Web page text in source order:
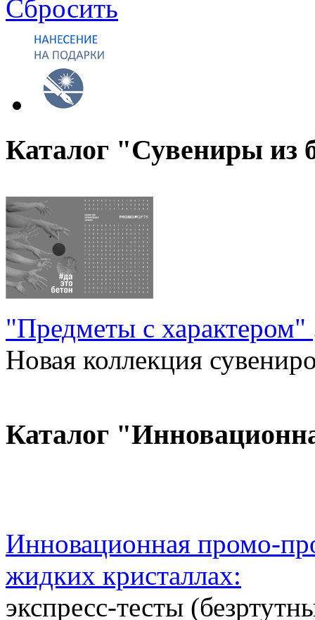
Сбросить
Каталог "Сувениры из
"Предметы с характером"
Новая коллекция
Каталог
Инновационная промо-
жидких кристаллах:
экспресс-тесты